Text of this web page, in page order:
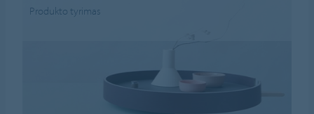
Produkto tyrimas